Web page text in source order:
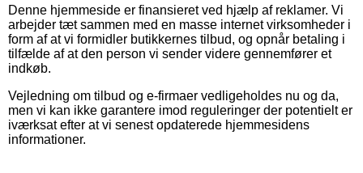
Denne hjemmeside er finansieret ved hjælp af reklamer. Vi
arbejder tæt sammen med en masse internet virksomheder i
form af at vi formidler butikkernes tilbud, og opnår betaling i
tilfælde af at den person vi sender videre gennemfører et
indkøb.
Vejledning om tilbud og e-firmaer vedligeholdes nu og da,
men vi kan ikke garantere imod reguleringer der potentielt er
iværksat efter at vi senest opdaterede hjemmesidens
informationer.